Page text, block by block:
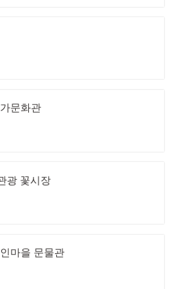
문화관
광 꽃시장
마을 문물관